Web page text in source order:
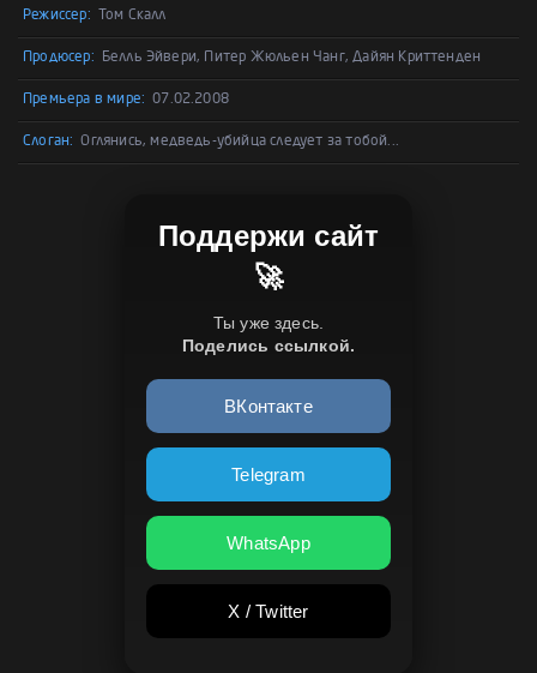
Режиссер: Том Скалл
Продюсер: Белль Эйвери, Питер Жюльен Чанг, Дайян Криттенден
Премьера в мире: 07.02.2008
Слоган: Оглянись, медведь-убийца следует за тобой...
Поддержи сайт
🚀
Ты уже здесь.
Поделись ссылкой.
ВКонтакте
Telegram
WhatsApp
X / Twitter